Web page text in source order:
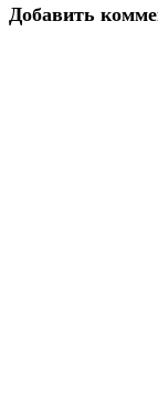
Добавить